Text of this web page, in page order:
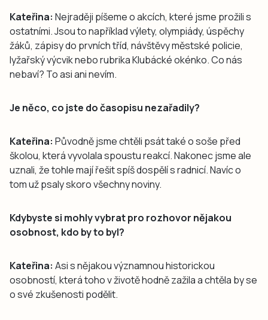
Kateřina: Nejraději píšeme o akcích, které jsme prožili s
ostatními. Jsou to například výlety, olympiády, úspěchy
žáků, zápisy do prvních tříd, návštěvy městské policie,
lyžařský výcvik nebo rubrika Klubácké okénko. Co nás
nebaví? To asi ani nevím.
Je něco, co jste do časopisu nezařadily?
Kateřina: Původně jsme chtěli psát také o soše před
školou, která vyvolala spoustu reakcí. Nakonec jsme ale
uznali, že tohle mají řešit spíš dospělí s radnicí. Navíc o
tom už psaly skoro všechny noviny.
Kdybyste si mohly vybrat pro rozhovor nějakou
osobnost, kdo by to byl?
Kateřina: Asi s nějakou významnou historickou
osobností, která toho v životě hodně zažila a chtěla by se
o své zkušenosti podělit.